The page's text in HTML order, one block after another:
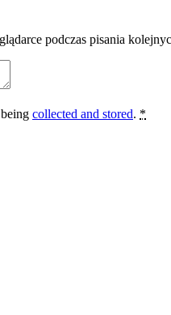
podczas pisania
collected and stored. *